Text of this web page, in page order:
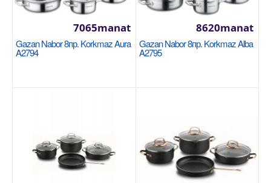
Halananlara goş
Tüýdükli pres gazan 10Lt. Korkmaz Alessa
Gazan Nabor 8пр. Korkmaz Aura
A2794
7065manat
Gazan Nabor 8пр. Korkmaz Alba
A2795
8620manat